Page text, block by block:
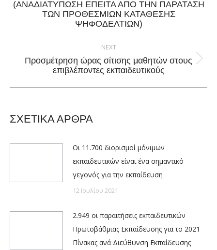
post:
(ΑΝΑΔΙΑΤΥΠΩΣΗ ΕΠΕΙΤΑ ΑΠΟ ΤΗΝ ΠΑΡΑΤΑΣΗ
ΤΩΝ ΠΡΟΘΕΣΜΙΩΝ ΚΑΤΑΘΕΣΗΣ
ΨΗΦΟΔΕΛΤΙΩΝ)
NEXT
Next
Προσμέτρηση ώρας σίτισης μαθητών στους
επιβλέποντες εκπαιδευτικούς
ΣΧΕΤΙΚΑ ΑΡΘΡΑ
Οι 11.700 διορισμοί μόνιμων
εκπαιδευτικών είναι ένα σημαντικό
γεγονός για την εκπαίδευση
12 Ιουλίου 2021
2.949 οι παραιτήσεις εκπαιδευτικών
Πρωτοβάθμιας Εκπαίδευσης για το 2021
Πίνακας ανά Διεύθυνση Εκπαίδευσης